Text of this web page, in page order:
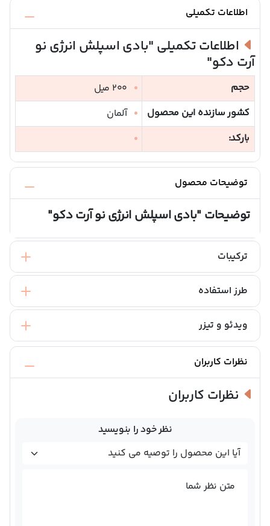
اطلاعات تکمیلی
اطلاعات تکمیلی "بادی اسپلش انرژی نو
آرت دکو"
حجم
200 میل
کشور سازنده این محصول
آلمان
بارکد:
توضیحات محصول
توضیحات"بادی اسپلش انرژی نو آرت دکو"
ترکیبات
طرز استفاده
ویدئو و تیزر
نظرات کاربران
نظرات کاربران
نظر خود را بنویسید
متن نظر شما